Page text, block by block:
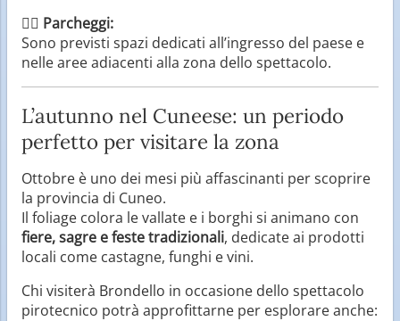
🚶‍♀️ Parcheggi:
Sono previsti spazi dedicati all’ingresso del paese e
nelle aree adiacenti alla zona dello spettacolo.
L’autunno nel Cuneese: un periodo
perfetto per visitare la zona
Ottobre è uno dei mesi più affascinanti per scoprire
la provincia di Cuneo.
Il foliage colora le vallate e i borghi si animano con
fiere, sagre e feste tradizionali, dedicate ai prodotti
locali come castagne, funghi e vini.
Chi visiterà Brondello in occasione dello spettacolo
pirotecnico potrà approfittarne per esplorare anche: